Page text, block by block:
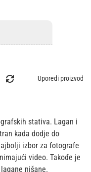
stativa. Lagan i
kada dodje do
izbor za fotografe
video. Takođe je
nišane.
Uporedi proizvod